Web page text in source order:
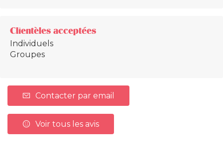
Clientèles acceptées
Individuels
Groupes
Contacter par email
Voir tous les avis